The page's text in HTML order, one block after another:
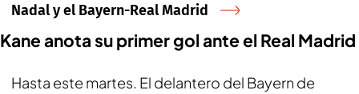
Nadal y el Bayern-Real Madrid
Kane anota su primer gol ante el Real Madrid
Hasta este martes. El delantero del Bayern de